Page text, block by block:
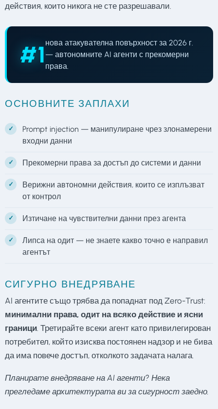
действия, които никога не сте разрешавали.
#1 нова атакувателна повърхност за 2026 г.
— автономните AI агенти с прекомерни
права.
ОСНОВНИТЕ ЗАПЛАХИ
Prompt injection — манипулиране чрез злонамерени
входни данни
Прекомерни права за достъп до системи и данни
Верижни автономни действия, които се изплъзват
от контрол
Изтичане на чувствителни данни през агента
Липса на одит — не знаете какво точно е направил
агентът
СИГУРНО ВНЕДРЯВАНЕ
AI агентите също трябва да попаднат под Zero-Trust:
минимални права, одит на всяко действие и ясни
граници . Третирайте всеки агент като привилегирован
потребител, който изисква постоянен надзор и не бива
да има повече достъп, отколкото задачата налага.
Планирате внедряване на AI агенти? Нека
прегледаме архитектурата ви за сигурност заедно.